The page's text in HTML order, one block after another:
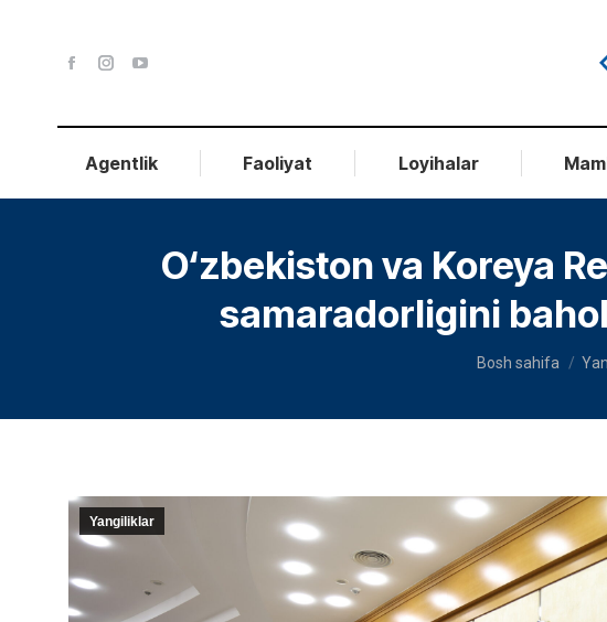
Agentlik Faoliyat Loyihalar
O‘zbekiston va Koreya
samaradorligini
You are here:
Bosh sahifa
Yangiliklar